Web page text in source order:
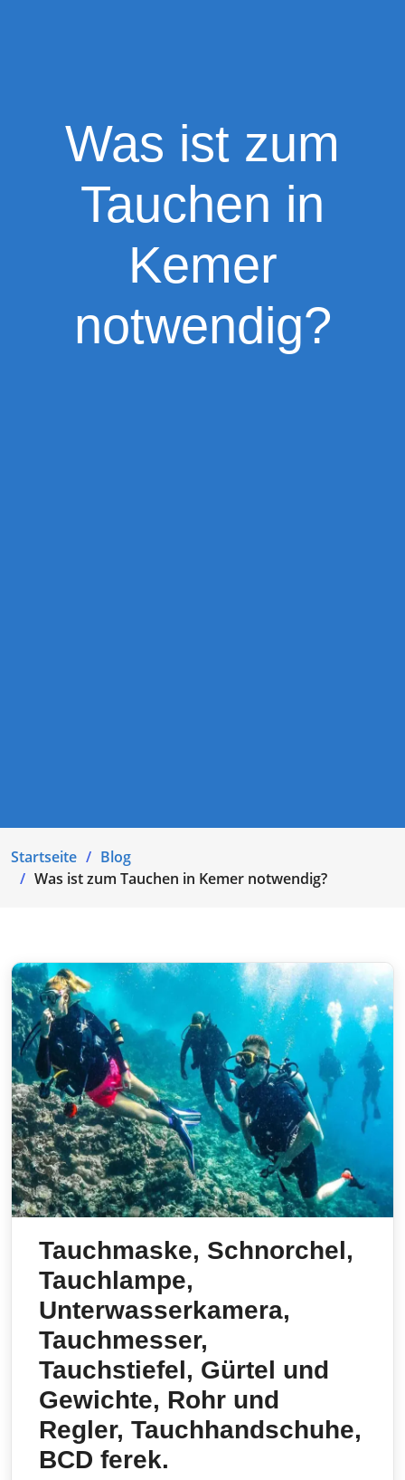
Was ist zum
Tauchen in
Kemer
notwendig?
Startseite
Blog
Was ist zum Tauchen in Kemer notwendig?
Tauchmaske, Schnorchel,
Tauchlampe,
Unterwasserkamera,
Tauchmesser,
Tauchstiefel, Gürtel und
Gewichte, Rohr und
Regler, Tauchhandschuhe,
BCD ferek.